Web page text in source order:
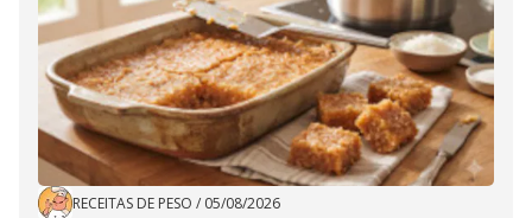
RECEITAS DE PESO / 05/08/2026